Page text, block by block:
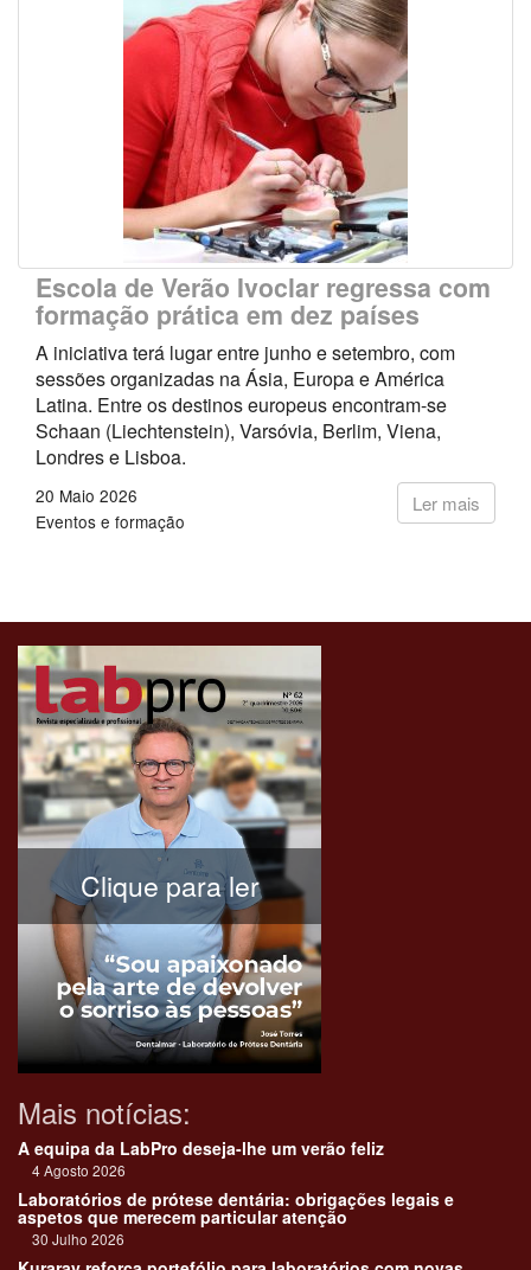
Escola de Verão Ivoclar regressa com
formação prática em dez países
A iniciativa terá lugar entre junho e setembro, com
sessões organizadas na Ásia, Europa e América
Latina. Entre os destinos europeus encontram-se
Schaan (Liechtenstein), Varsóvia, Berlim, Viena,
Londres e Lisboa.
Ler mais
20 Maio 2026
Eventos e formação
Clique para ler
Mais notícias:
A equipa da LabPro deseja-lhe um verão feliz
4 Agosto 2026
Laboratórios de prótese dentária: obrigações legais e
aspetos que merecem particular atenção
30 Julho 2026